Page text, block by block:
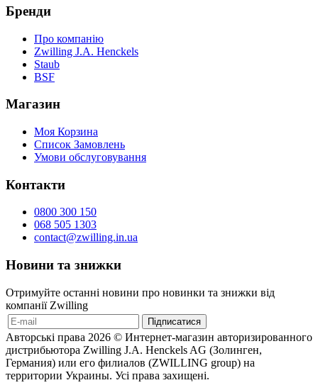
Бренди
Про компанію
Zwilling J.A. Henckels
Staub
BSF
Магазин
Моя Корзина
Список Замовлень
Умови обслуговування
Контакти
0800 300 150
068 505 1303
contact@zwilling.in.ua
Новини та знижки
Отримуйте останні новини про новинки та знижки від
компанії Zwilling
Авторські права 2026 © Интернет-магазин авторизированного
дистрибьютора Zwilling J.A. Henckels AG (Золинген,
Германия) или его филиалов (ZWILLING group) на
территории Украины. Усі права захищені.